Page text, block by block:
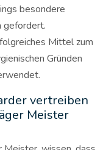
besondere
gefordert.
Mittel zum
Gründen
vertreiben
Meister